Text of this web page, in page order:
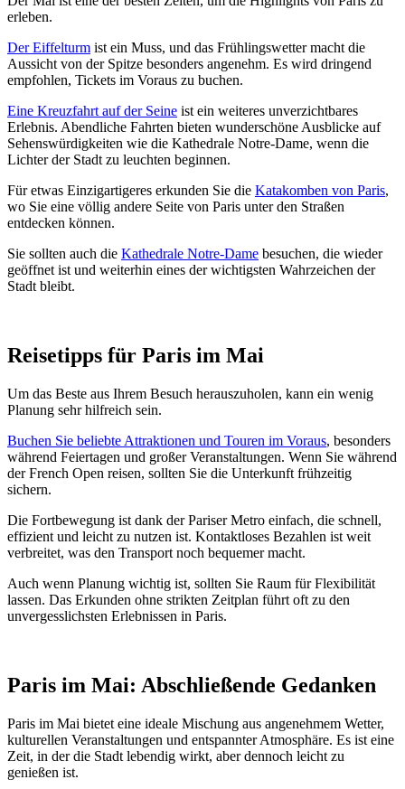
erleben.
Der Eiffelturm ist ein Muss, und das Frühlingswetter macht die
Aussicht von der Spitze besonders angenehm. Es wird dringend
empfohlen, Tickets im Voraus zu buchen.
Eine Kreuzfahrt auf der Seine ist ein weiteres unverzichtbares
Erlebnis. Abendliche Fahrten bieten wunderschöne Ausblicke auf
Sehenswürdigkeiten wie die Kathedrale Notre-Dame, wenn die
Lichter der Stadt zu leuchten beginnen.
Für etwas Einzigartigeres erkunden Sie die Katakomben von Paris,
wo Sie eine völlig andere Seite von Paris unter den Straßen
entdecken können.
Sie sollten auch die Kathedrale Notre-Dame besuchen, die wieder
geöffnet ist und weiterhin eines der wichtigsten Wahrzeichen der
Stadt bleibt.
Reisetipps für Paris im Mai
Um das Beste aus Ihrem Besuch herauszuholen, kann ein wenig
Planung sehr hilfreich sein.
Buchen Sie beliebte Attraktionen und Touren im Voraus, besonders
während Feiertagen und großer Veranstaltungen. Wenn Sie während
der French Open reisen, sollten Sie die Unterkunft frühzeitig
sichern.
Die Fortbewegung ist dank der Pariser Metro einfach, die schnell,
effizient und leicht zu nutzen ist. Kontaktloses Bezahlen ist weit
verbreitet, was den Transport noch bequemer macht.
Auch wenn Planung wichtig ist, sollten Sie Raum für Flexibilität
lassen. Das Erkunden ohne strikten Zeitplan führt oft zu den
unvergesslichsten Erlebnissen in Paris.
Paris im Mai: Abschließende Gedanken
Paris im Mai bietet eine ideale Mischung aus angenehmem Wetter,
kulturellen Veranstaltungen und entspannter Atmosphäre. Es ist eine
Zeit, in der die Stadt lebendig wirkt, aber dennoch leicht zu
genießen ist.